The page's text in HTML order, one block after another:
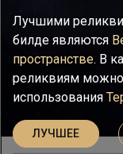
Лучшими
билде являются
пространстве. В
реликвиям можно
использования
ЛУЧШЕЕ